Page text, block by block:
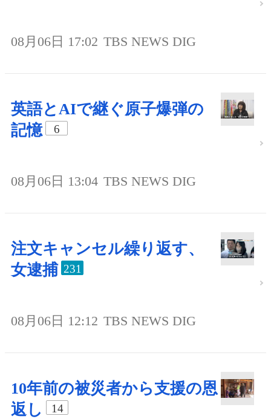
08月06日 17:02 TBS NEWS DIG
英語とAIで継ぐ原子爆弾の
記憶
6
08月06日 13:04 TBS NEWS DIG
注文キャンセル繰り返す、
女逮捕 231
08月06日 12:12 TBS NEWS DIG
10年前の被災者から支援の恩
返し
14